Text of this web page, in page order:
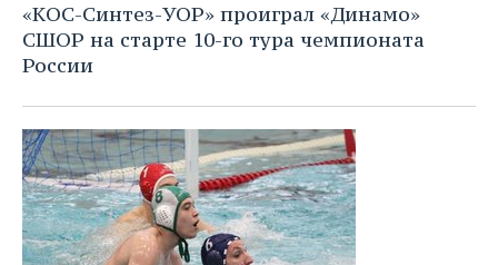
«KОС-Синтез-УОР» проиграл «Динамо»
СШОР на старте 10-го тура чемпионата
России